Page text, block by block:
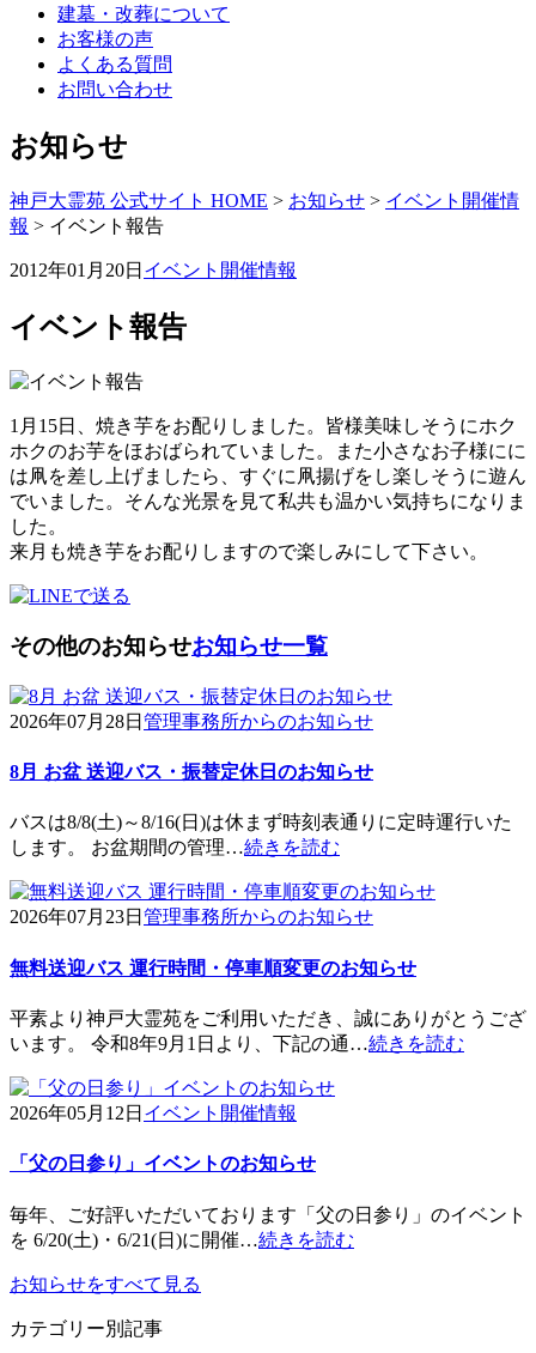
建墓・改葬について
お客様の声
よくある質問
お問い合わせ
お知らせ
神戸大霊苑 公式サイト HOME > お知らせ > イベント開催情
報 > イベント報告
2012年01月20日 イベント開催情報
イベント報告
1月15日、焼き芋をお配りしました。皆様美味しそうにホク
ホクのお芋をほおばられていました。また小さなお子様にに
は凧を差し上げましたら、すぐに凧揚げをし楽しそうに遊ん
でいました。そんな光景を見て私共も温かい気持ちになりま
した。
来月も焼き芋をお配りしますので楽しみにして下さい。
その他のお知らせお知らせ一覧
2026年07月28日 管理事務所からのお知らせ
8月 お盆 送迎バス・振替定休日のお知らせ
バスは8/8(土)～8/16(日)は休まず時刻表通りに定時運行いた
します。 お盆期間の管理…続きを読む
2026年07月23日 管理事務所からのお知らせ
無料送迎バス 運行時間・停車順変更のお知らせ
平素より神戸大霊苑をご利用いただき、誠にありがとうござ
います。 令和8年9月1日より、下記の通…続きを読む
2026年05月12日 イベント開催情報
「父の日参り」イベントのお知らせ
毎年、ご好評いただいております「父の日参り」のイベント
を 6/20(土)・6/21(日)に開催…続きを読む
お知らせをすべて見る
カテゴリー別記事